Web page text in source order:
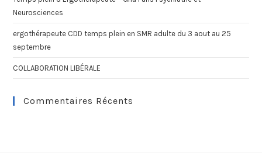
Neurosciences
ergothérapeute CDD temps plein en SMR adulte du 3 aout au 25
septembre
COLLABORATION LIBÉRALE
Commentaires Récents